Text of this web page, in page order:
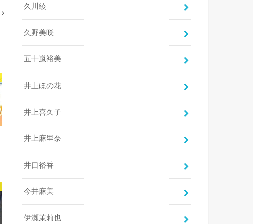
久川綾
久野美咲
五十嵐裕美
井上ほの花
井上喜久子
井上麻里奈
井口裕香
今井麻美
伊瀬茉莉也